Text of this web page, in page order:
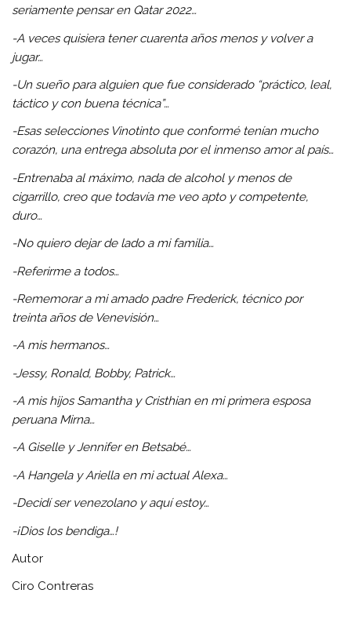
seriamente pensar en Qatar 2022…
-A veces quisiera tener cuarenta años menos y volver a
jugar…
-Un sueño para alguien que fue considerado “práctico, leal,
táctico y con buena técnica”…
-Esas selecciones Vinotinto que conformé tenían mucho
corazón, una entrega absoluta por el inmenso amor al país…
-Entrenaba al máximo, nada de alcohol y menos de
cigarrillo, creo que todavía me veo apto y competente,
duro…
-No quiero dejar de lado a mi familia…
-Referirme a todos…
-Rememorar a mi amado padre Frederick, técnico por
treinta años de Venevisión…
-A mis hermanos…
-Jessy, Ronald, Bobby, Patrick…
-A mis hijos Samantha y Cristhian en mi primera esposa
peruana Mirna…
-A Giselle y Jennifer en Betsabé…
-A Hangela y Ariella en mi actual Alexa…
-Decidí ser venezolano y aquí estoy…
-¡Dios los bendiga…!
Autor
Ciro Contreras